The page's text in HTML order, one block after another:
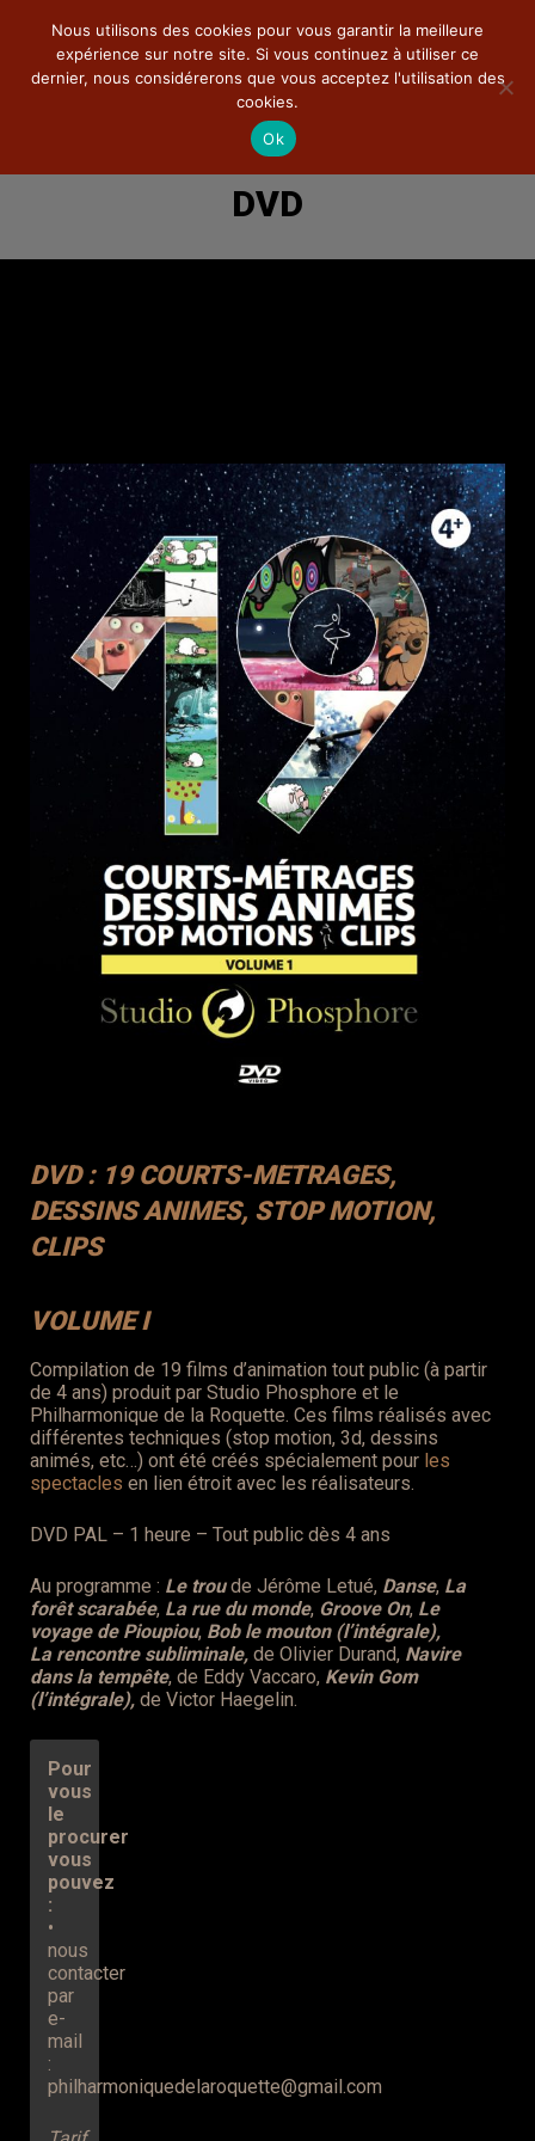
Ciné-Concert
Contacts
DVD
DVD : 19 COURTS-METRAGES,
DESSINS ANIMES, STOP MOTION,
CLIPS
VOLUME I
Compilation de 19 films d’animation tout public (à partir
de 4 ans) produit par Studio Phosphore et le
Philharmonique de la Roquette. Ces films réalisés avec
différentes techniques (stop motion, 3d, dessins
animés, etc…) ont été créés spécialement pour les
spectacles en lien étroit avec les réalisateurs.
DVD PAL – 1 heure – Tout public dès 4 ans
Au programme : Le troude Jérôme Letué, Danse, La
forêt scarabée, La rue du monde, Groove On, Le
voyage de Pioupiou, Bob le mouton (l’intégrale),
La rencontre subliminale, de Olivier Durand, Navire
dans la tempête, de Eddy Vaccaro, Kevin Gom
(l’intégrale), de Victor Haegelin.
Pour
vous
le
procurer
vous
pouvez
:
•
nous
contacter
par
e-
mail
:
philharmoniquedelaroquette@gmail.com
Nous utilisons des cookies pour vous garantir la meilleure
expérience sur notre site. Si vous continuez à utiliser ce
dernier, nous considérerons que vous acceptez l'utilisation des
cookies.
Ok